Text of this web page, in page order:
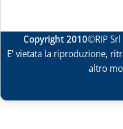
Copyright 2010©RIP Srl
E' vietata la riproduzione,
altro